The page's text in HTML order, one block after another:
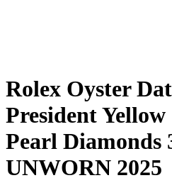
Rolex Oyster
President
Pearl Diamonds
UNWORN 2025